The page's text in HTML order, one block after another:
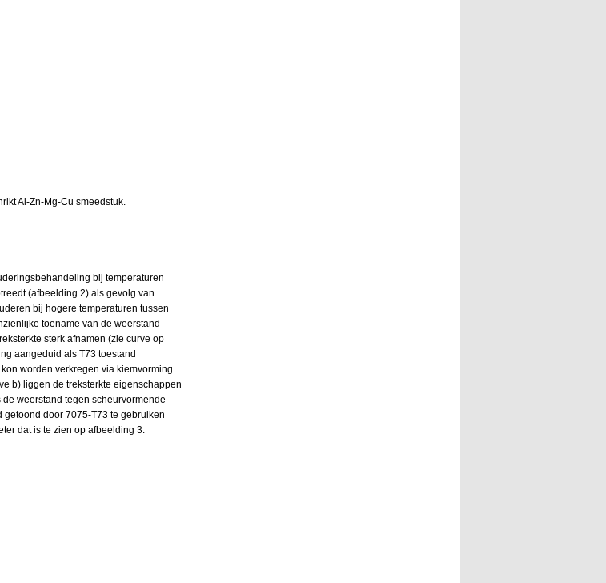
Al-Zn-Mg-Cu smeedstuk.
bij temperaturen
(afbeelding 2) als gevolg van
bij hogere temperaturen tussen
toename van de weerstand
sterk afnamen (zie curve op
aangeduid als T73 toestand
worden verkregen via kiemvorming
b) liggen de treksterkte eigenschappen
weerstand tegen scheurvormende
getoond door 7075-T73 te gebruiken
dat is te zien op afbeelding 3.